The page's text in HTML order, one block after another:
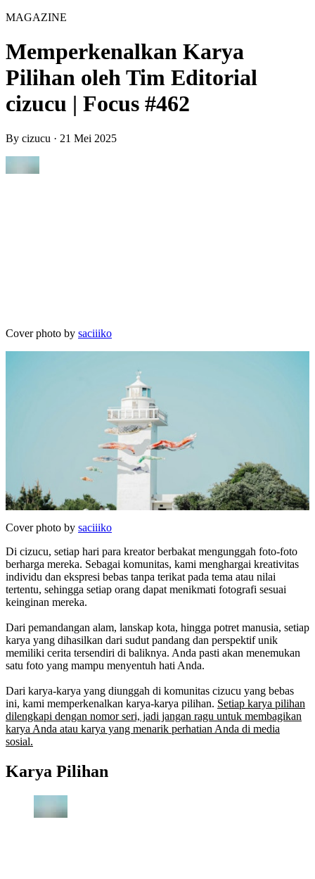
MAGAZINE
Memperkenalkan Karya
Pilihan oleh Tim Editorial
cizucu | Focus #462
By cizucu · 21 Mei 2025
Cover photo by saciiiko
Cover photo by saciiiko
Di cizucu, setiap hari para kreator berbakat mengunggah foto-foto
berharga mereka. Sebagai komunitas, kami menghargai kreativitas
individu dan ekspresi bebas tanpa terikat pada tema atau nilai
tertentu, sehingga setiap orang dapat menikmati fotografi sesuai
keinginan mereka.
Dari pemandangan alam, lanskap kota, hingga potret manusia, setiap
karya yang dihasilkan dari sudut pandang dan perspektif unik
memiliki cerita tersendiri di baliknya. Anda pasti akan menemukan
satu foto yang mampu menyentuh hati Anda.
Dari karya-karya yang diunggah di komunitas cizucu yang bebas
ini, kami memperkenalkan karya-karya pilihan. Setiap karya pilihan
dilengkapi dengan nomor seri, jadi jangan ragu untuk membagikan
karya Anda atau karya yang menarik perhatian Anda di media
sosial.
Karya Pilihan